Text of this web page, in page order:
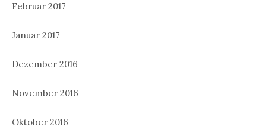
Februar 2017
Januar 2017
Dezember 2016
November 2016
Oktober 2016